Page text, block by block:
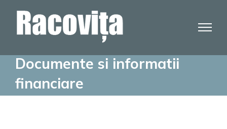
Documente si informatii
financiare